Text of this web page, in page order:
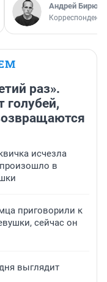
Андрей
Корреспондент
раз».
голубей,
исчезла
в
приговорили к
сейчас он
выглядит